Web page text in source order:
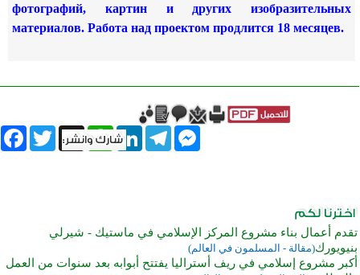
фотографий, картин и других изобразительных
материалов. Работа над проектом продлится 18 месяцев.
Twitter X
WhatsAppLinkedInTelegram
Messenger
تقدم أعمال بناء مشروع المركز الإسلامي في ماستيك - شيرلي
بنيويورك(مقالة - المسلمون في العالم)
أكبر مشروع إسلامي في ريف أستراليا يفتتح أبوابه بعد سنوات من العمل